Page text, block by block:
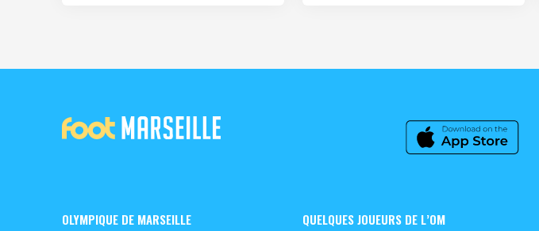
OLYMPIQUE DE MARSEILLE QUELQUES JOUEURS DE L’OM